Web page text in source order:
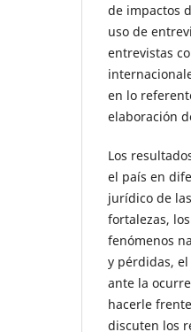
de impactos
uso de
entrevistas
en lo
elaboración
Los
el país en
jurídico de
fortalezas,
fenómenos
y pérdidas,
ante la
hacerle
discuten los